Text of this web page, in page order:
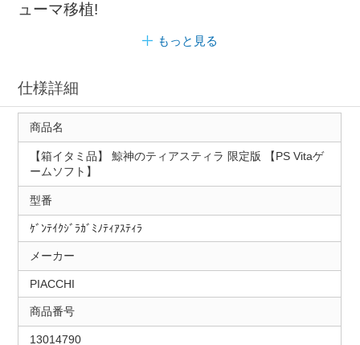
ューマ移植!
もっと見る
仕様詳細
商品名
【箱イタミ品】 鯨神のティアスティラ 限定版 【PS Vitaゲ
ームソフト】
型番
ｹﾞﾝﾃｲｸｼﾞﾗｶﾞﾐﾉﾃｨｱｽﾃｨﾗ
メーカー
PIACCHI
商品番号
13014790